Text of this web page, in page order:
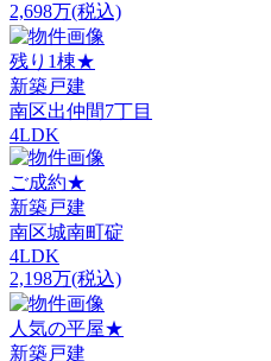
2,698万(税込)
残り1棟★
新築戸建
南区出仲間7丁目
4LDK
ご成約★
新築戸建
南区城南町碇
4LDK
2,198万(税込)
人気の平屋★
新築戸建